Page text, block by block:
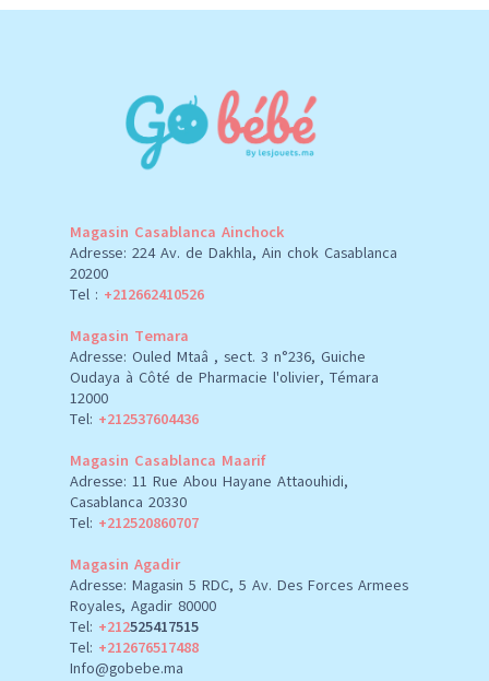
Magasin Casablanca Ainchock
Adresse: 224 Av. de Dakhla, Ain chok Casablanca
20200
Tel : +212662410526
Magasin Temara
Adresse: Ouled Mtaâ , sect. 3 n°236, Guiche
Oudaya à Côté de Pharmacie l'olivier, Témara
12000
Tel: +212537604436
Magasin Casablanca Maarif
Adresse: 11 Rue Abou Hayane Attaouhidi,
Casablanca 20330
Tel: +212520860707
Magasin Agadir
Adresse: Magasin 5 RDC, 5 Av. Des Forces Armees
Royales, Agadir 80000
Tel: +212525417515
Tel: +212676517488
Info@gobebe.ma